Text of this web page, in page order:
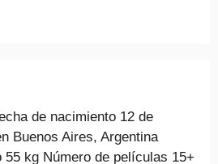
de nacimiento 12 de
Buenos Aires, Argentina
55 kg Número de películas 15+